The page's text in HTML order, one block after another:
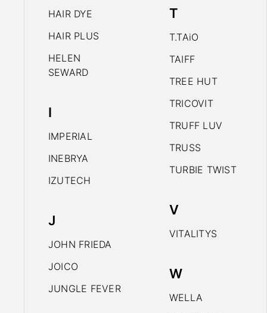
HAIR DYE
HAIR PLUS
HELEN
SEWARD
I
IMPERIAL
INEBRYA
IZUTECH
J
JOHN FRIEDA
JOICO
JUNGLE FEVER
T
T.TAiO
TAIFF
TREE HUT
TRICOVIT
TRUFF LUV
TRUSS
TURBIE TWIST
V
VITALITYS
W
WELLA